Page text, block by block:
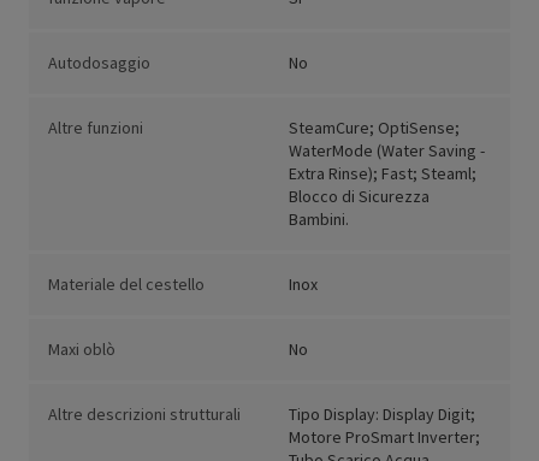
Autodosaggio No
Altre funzioni
SteamCure; OptiSense;
WaterMode (Water Saving -
Extra Rinse); Fast; Steaml;
Blocco di Sicurezza
Bambini.
Materiale del cestello Inox
Maxi oblò No
Altre descrizioni strutturali
Tipo Display: Display Digit;
Motore ProSmart Inverter;